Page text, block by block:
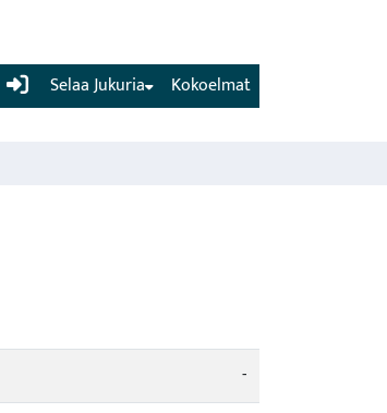
(current) Kokoelmat
Selaa Jukuria
-